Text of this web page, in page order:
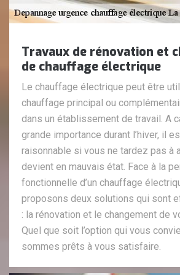
Travaux de rénovation et
de chauffage électrique
Le chauffage électrique peut être
chauffage principal ou
dans un établissement de travail. A
grande importance durant l’hiver, il
raisonnable si vous ne tardez pas à
devient en mauvais état. Face à la
fonctionnelle d’un chauffage
proposons deux solutions qui sont
: la rénovation et le changement de
Quel que soit l’option qui vous
sommes prêts à vous satisfaire.